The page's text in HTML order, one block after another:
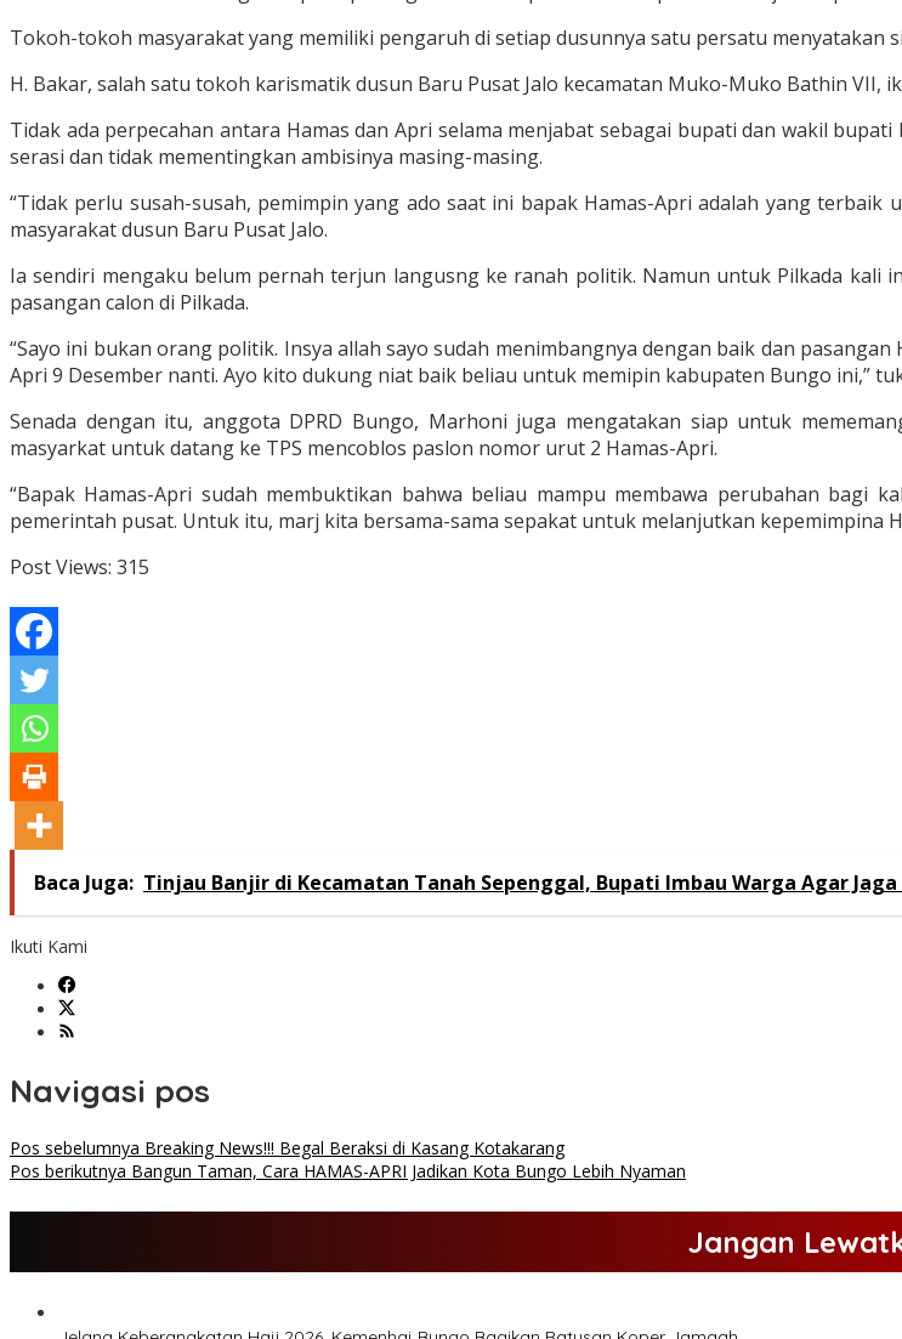
Tokoh-tokoh masyarakat yang memiliki pengaruh di setiap dusunnya satu persatu menyatakan
H. Bakar, salah satu tokoh karismatik dusun Baru Pusat Jalo kecamatan Muko-Muko Bathin VII,
Tidak ada perpecahan antara Hamas dan Apri selama menjabat sebagai bupati dan wakil
serasi dan tidak mementingkan ambisinya masing-masing.
“Tidak perlu susah-susah, pemimpin yang ado saat ini bapak Hamas-Apri adalah yang
masyarakat dusun Baru Pusat Jalo.
Ia sendiri mengaku belum pernah terjun langusng ke ranah politik. Namun untuk Pilkada kali
pasangan calon di Pilkada.
“Sayo ini bukan orang politik. Insya allah sayo sudah menimbangnya dengan baik dan
Apri 9 Desember nanti. Ayo kito dukung niat baik beliau untuk memipin kabupaten Bungo ini,”
Senada dengan itu, anggota DPRD Bungo, Marhoni juga mengatakan siap untuk
masyarkat untuk datang ke TPS mencoblos paslon nomor urut 2 Hamas-Apri.
“Bapak Hamas-Apri sudah membuktikan bahwa beliau mampu membawa perubahan bagi
pemerintah pusat. Untuk itu, marj kita bersama-sama sepakat untuk melanjutkan kepemimpina
Post Views: 315
Baca Juga: Tinjau Banjir di Kecamatan Tanah Sepenggal, Bupati Imbau Warga Agar
Ikuti Kami
Navigasi pos
Pos sebelumnya Breaking News!!! Begal Beraksi di Kasang Kotakarang
Pos berikutnya Bangun Taman, Cara HAMAS-APRI Jadikan Kota Bungo Lebih Nyaman
Jangan